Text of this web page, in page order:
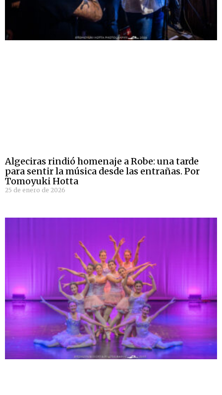
Algeciras rindió homenaje a Robe: una tarde
para sentir la música desde las entrañas. Por
Tomoyuki Hotta
25 de enero de 2026